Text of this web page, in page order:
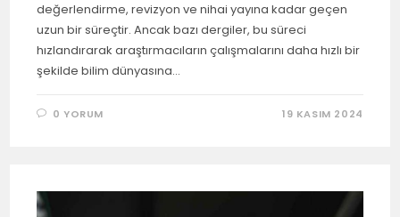
değerlendirme, revizyon ve nihai yayına kadar geçen
uzun bir süreçtir. Ancak bazı dergiler, bu süreci
hızlandırarak araştırmacıların çalışmalarını daha hızlı bir
şekilde bilim dünyasına…
0 YORUM 19 KASIM 2024